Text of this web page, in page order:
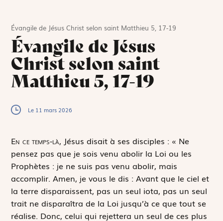
Évangile de Jésus Christ selon saint Matthieu 5, 17-19
Évangile de Jésus
Christ selon saint
Matthieu 5, 17-19
Le 11 mars 2026
En ce temps-là, Jésus disait à ses disciples : « Ne
pensez pas que je sois venu abolir la Loi ou les
Prophètes : je ne suis pas venu abolir, mais
accomplir. Amen, je vous le dis : Avant que le ciel et
la terre disparaissent, pas un seul iota, pas un seul
trait ne disparaîtra de la Loi jusqu’à ce que tout se
réalise. Donc, celui qui rejettera un seul de ces plus